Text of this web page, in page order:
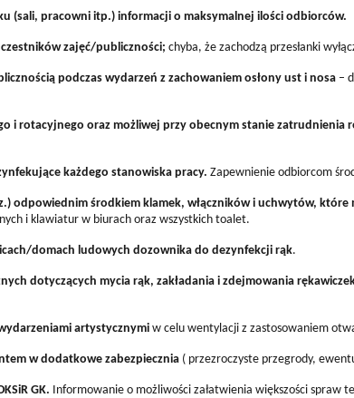
(sali, pracowni itp.) informacji o maksymalnej ilości odbiorców.
zajęć/publiczności; chyba, że zachodzą przesłanki
podczas wydarzeń z zachowaniem osłony ust i nosa –
i rotacyjnego oraz możliwej przy obecnym stanie zatrudnienia
każdego stanowiska pracy. Zapewnienie odbiorcom
odpowiednim środkiem klamek, włączników i uchwytów,
i klawiatur w biurach oraz wszystkich toalet.
domach ludowych dozownika do dezynfekcji rąk.
dotyczących mycia rąk, zakładania i zdejmowania
artystycznymi w celu wentylacji z zastosowaniem
w dodatkowe zabezpiecznia ( przezroczyste przegrody,
GK. Informowanie o możliwości załatwienia większości spraw